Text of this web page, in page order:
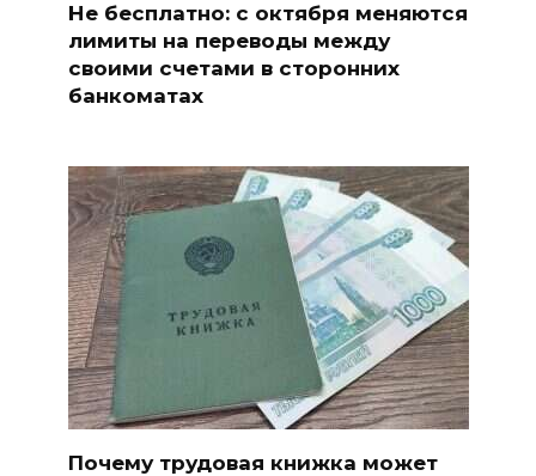
Не бесплатно: с октября меняются
лимиты на переводы между
своими счетами в сторонних
банкоматах
Почему трудовая книжка может